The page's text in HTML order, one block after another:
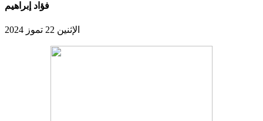
فؤاد إبراهيم
الإثنين 22 تموز 2024